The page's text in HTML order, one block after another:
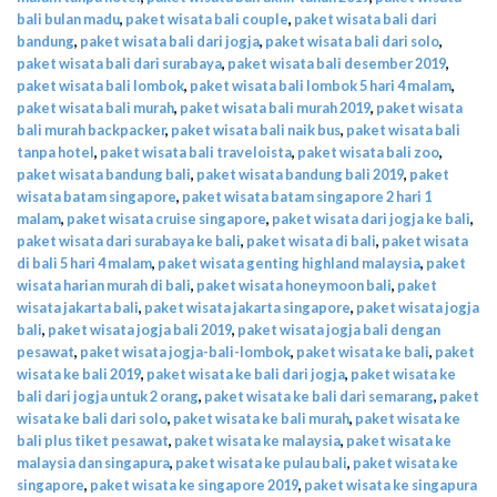
bali bulan madu, paket wisata bali couple, paket wisata bali dari
bandung, paket wisata bali dari jogja, paket wisata bali dari solo,
paket wisata bali dari surabaya, paket wisata bali desember 2019,
paket wisata bali lombok, paket wisata bali lombok 5 hari 4 malam,
paket wisata bali murah, paket wisata bali murah 2019, paket wisata
bali murah backpacker, paket wisata bali naik bus, paket wisata bali
tanpa hotel, paket wisata bali traveloista, paket wisata bali zoo,
paket wisata bandung bali, paket wisata bandung bali 2019, paket
wisata batam singapore, paket wisata batam singapore 2 hari 1
malam, paket wisata cruise singapore, paket wisata dari jogja ke bali,
paket wisata dari surabaya ke bali, paket wisata di bali, paket wisata
di bali 5 hari 4 malam, paket wisata genting highland malaysia, paket
wisata harian murah di bali, paket wisata honeymoon bali, paket
wisata jakarta bali, paket wisata jakarta singapore, paket wisata jogja
bali, paket wisata jogja bali 2019, paket wisata jogja bali dengan
pesawat, paket wisata jogja-bali-lombok, paket wisata ke bali, paket
wisata ke bali 2019, paket wisata ke bali dari jogja, paket wisata ke
bali dari jogja untuk 2 orang, paket wisata ke bali dari semarang, paket
wisata ke bali dari solo, paket wisata ke bali murah, paket wisata ke
bali plus tiket pesawat, paket wisata ke malaysia, paket wisata ke
malaysia dan singapura, paket wisata ke pulau bali, paket wisata ke
singapore, paket wisata ke singapore 2019, paket wisata ke singapura